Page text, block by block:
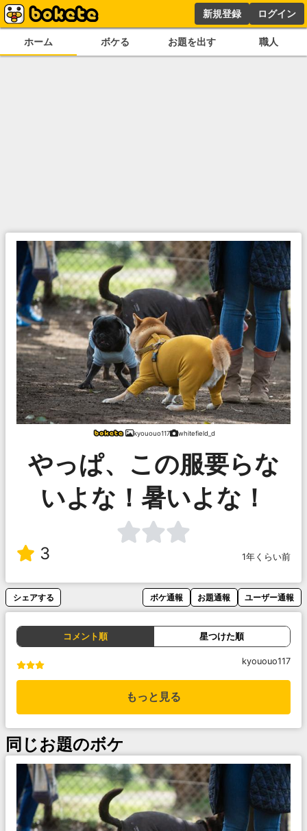
新規登録 ログイン
ホーム ボケる お題を出す 職人
kyououo117 whitefield_d
やっぱ、この服要らな
いよな！暑いよな！
3 1年くらい前
シェアする ボケ通報 お題通報 ユーザー通報
コメント順 星つけた順
kyououo117
もっと見る
同じお題のボケ